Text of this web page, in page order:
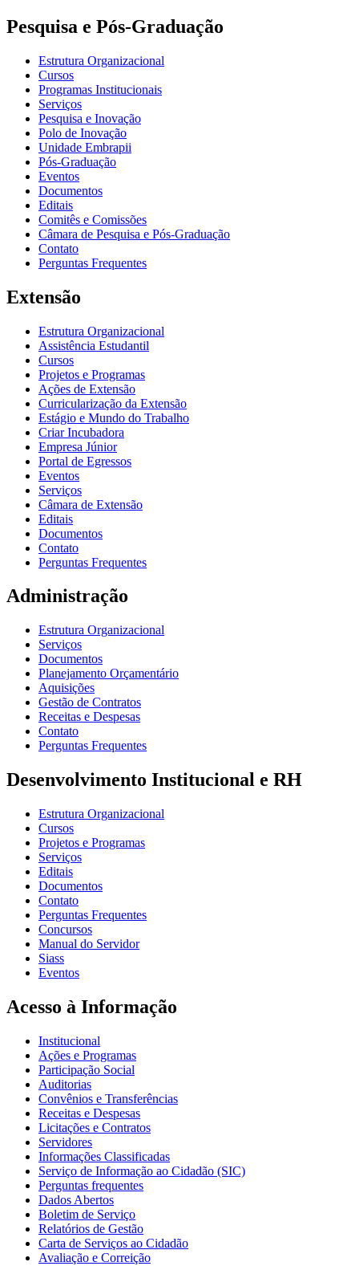
Pesquisa e Pós-Graduação
Estrutura Organizacional
Cursos
Programas Institucionais
Serviços
Pesquisa e Inovação
Polo de Inovação
Unidade Embrapii
Pós-Graduação
Eventos
Documentos
Editais
Comitês e Comissões
Câmara de Pesquisa e Pós-Graduação
Contato
Perguntas Frequentes
Extensão
Estrutura Organizacional
Assistência Estudantil
Cursos
Projetos e Programas
Ações de Extensão
Curricularização da Extensão
Estágio e Mundo do Trabalho
Criar Incubadora
Empresa Júnior
Portal de Egressos
Eventos
Serviços
Câmara de Extensão
Editais
Documentos
Contato
Perguntas Frequentes
Administração
Estrutura Organizacional
Serviços
Documentos
Planejamento Orçamentário
Aquisições
Gestão de Contratos
Receitas e Despesas
Contato
Perguntas Frequentes
Desenvolvimento Institucional e RH
Estrutura Organizacional
Cursos
Projetos e Programas
Serviços
Editais
Documentos
Contato
Perguntas Frequentes
Concursos
Manual do Servidor
Siass
Eventos
Acesso à Informação
Institucional
Ações e Programas
Participação Social
Auditorias
Convênios e Transferências
Receitas e Despesas
Licitações e Contratos
Servidores
Informações Classificadas
Serviço de Informação ao Cidadão (SIC)
Perguntas frequentes
Dados Abertos
Boletim de Serviço
Relatórios de Gestão
Carta de Serviços ao Cidadão
Avaliação e Correição